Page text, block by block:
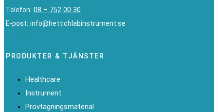
Telefon:08 – 752 00 30
E-post: info@hettichlabinstrument.se
PRODUKTER & TJÄNSTER
Healthcare
Instrument
Provtagningsmaterial